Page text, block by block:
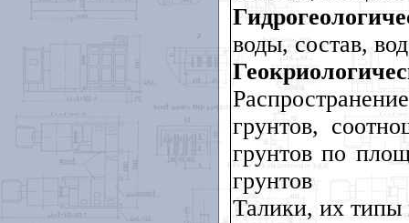
воды, состав,
грунтов,
грунтов по
грунтов
Талики, их